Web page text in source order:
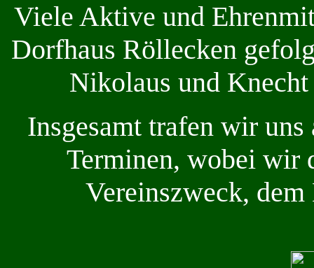
Viele Aktive und
Dorfhaus Röllecken
Nikolaus und
Insgesamt trafen wir uns
Terminen, wobei wir
Vereinszweck,